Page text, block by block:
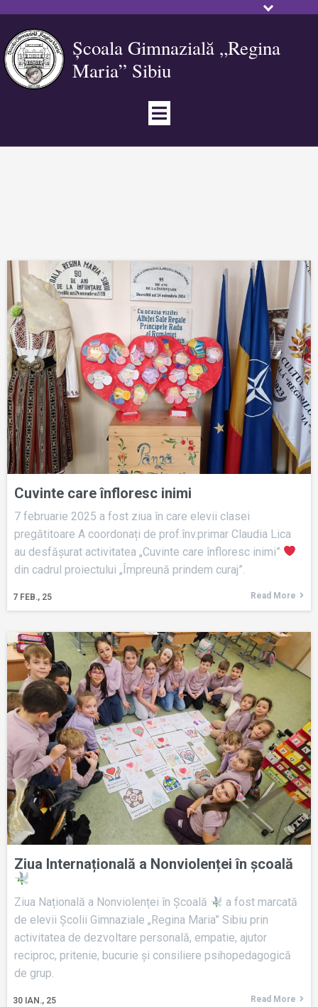
Școala Gimnazială „Regina
Maria” Sibiu
Cuvinte care înfloresc inimi
7 FEB., 25
7 februarie 2025 a fost ziua în care elevii clasei
pregătitoare A coordonați de prof.înv.primar Claudia Lica
au desfășurat activitatea „Cuvinte care înfloresc inimi”
din cadrul proiectului „Împreună prindem curaj”.
Read More
Ziua Internațională a Nonviolenței în şcoală
30 IAN., 25
Ziua Națională a Nonviolenței în Școală
a fost marcată
de elevii Școlii Gimnaziale „Regina Maria” Sibiu prin
activitatea de dezvoltare personală, empatie, ajutor
reciproc, pritenie, bucurie și consiliere psihopedagogică
de grup.
Read More